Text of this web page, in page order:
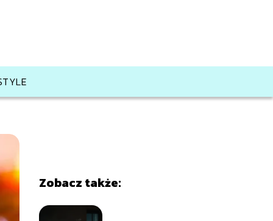
Zobacz także: